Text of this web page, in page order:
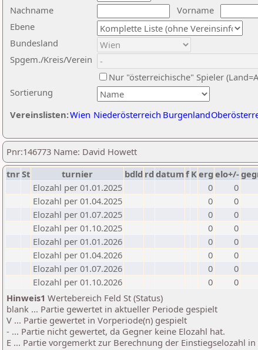
Nachname
Vorname
Ebene
Sortierung
Bundesland
Spgem./Kreis/Verein
Nur "österreichische" Spieler
Vereinslisten:Wien Niederösterreich Burgenland
Pnr:146773 Name: David Howett
tnrSt turnier bdld rd datumf Kerg elo+/-
Elozahl per 01.01.2025
0
0
Elozahl per 01.04.2025
0
0
Elozahl per 01.07.2025
0
0
Elozahl per 01.10.2025
0
0
Elozahl per 01.01.2026
0
0
Elozahl per 01.04.2026
0
0
Elozahl per 01.07.2026
0
0
Elozahl per 01.10.2026
0
0
Hinweis1 Wertebereich Feld St (Status)
blank ... Partie gewertet in aktueller Periode gespielt
V ... Partie gewertet in Vorperiode(n) gespielt
- ... Partie nicht gewertet, da Gegner keine Elozahl hat.
E ... Partie vorgemerkt zur Berechnung der Einstiegselozahl